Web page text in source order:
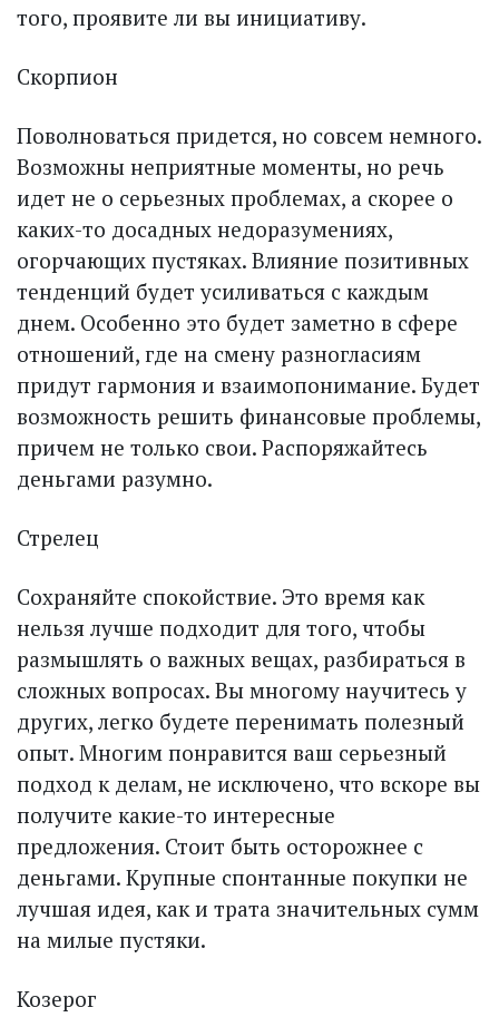
того, проявите ли вы инициативу.
Скорпион
Поволноваться придется, но совсем немного.
Возможны неприятные моменты, но речь
идет не о серьезных проблемах, а скорее о
каких-то досадных недоразумениях,
огорчающих пустяках. Влияние позитивных
тенденций будет усиливаться с каждым
днем. Особенно это будет заметно в сфере
отношений, где на смену разногласиям
придут гармония и взаимопонимание. Будет
возможность решить финансовые проблемы,
причем не только свои. Распоряжайтесь
деньгами разумно.
Стрелец
Сохраняйте спокойствие. Это время как
нельзя лучше подходит для того, чтобы
размышлять о важных вещах, разбираться в
сложных вопросах. Вы многому научитесь у
других, легко будете перенимать полезный
опыт. Многим понравится ваш серьезный
подход к делам, не исключено, что вскоре вы
получите какие-то интересные
предложения. Стоит быть осторожнее с
деньгами. Крупные спонтанные покупки не
лучшая идея, как и трата значительных сумм
на милые пустяки.
Козерог